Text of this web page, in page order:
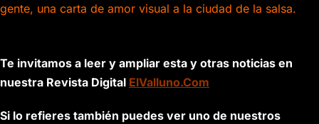
gente, una carta de amor visual a la ciudad de la salsa.
Te invitamos a leer y ampliar esta y otras noticias en
nuestra Revista Digital ElValluno.Com
Si lo refieres también puedes ver uno de nuestros